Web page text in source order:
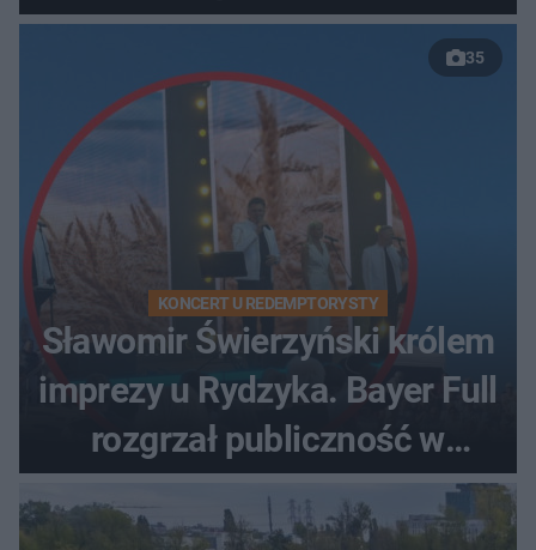
35
KONCERT U REDEMPTORYSTY
Sławomir Świerzyński królem
imprezy u Rydzyka. Bayer Full
rozgrzał publiczność w
Toruniu